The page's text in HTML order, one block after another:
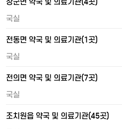
국실
전동면 약국 및 의료기관(1곳)
국실
전의면 약국 및 의료기관(7곳)
국실
조치원읍 약국 및 의료기관(45곳)